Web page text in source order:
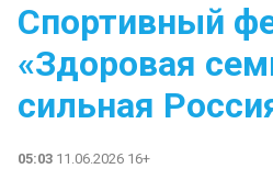
Спортивный
«Здоровая
сильная
05:03 11.06.2026 16+